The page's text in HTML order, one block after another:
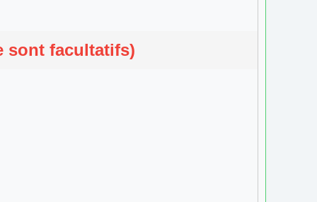
sont facultatifs)